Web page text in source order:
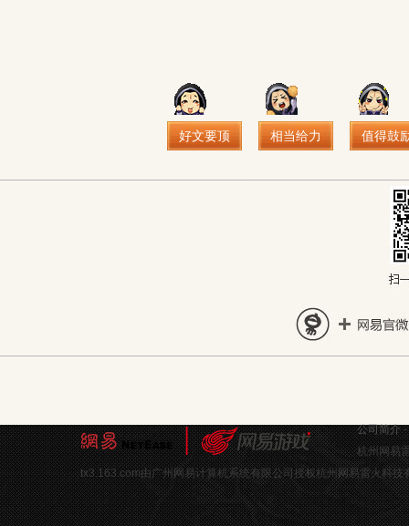
好文要顶 相当给力 值得鼓
公司简介-
杭州网易
tx3.163.com由广州网易计算机系统有限公司授权杭州网易雷火科技